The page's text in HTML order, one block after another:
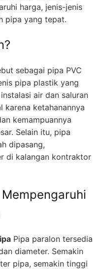
harga, jenis-jenis
pipa yang tepat.
sebagai pipa PVC
pipa plastik yang
air dan saluran
karena ketahanannya
kemampuannya
Selain itu, pipa
dipasang,
di kalangan kontraktor
Pipa paralon tersedia
diameter. Semakin
pipa, semakin tinggi